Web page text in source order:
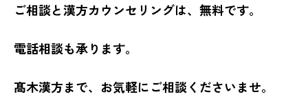
ご相談と漢方カウンセリングは、無料です。
電話相談も承ります。
髙木漢方まで、お気軽にご相談くださいませ。